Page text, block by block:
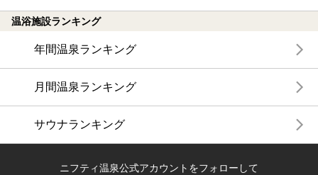
温浴施設ランキング
年間温泉ランキング
月間温泉ランキング
サウナランキング
ニフティ温泉公式アカウントをフォローして